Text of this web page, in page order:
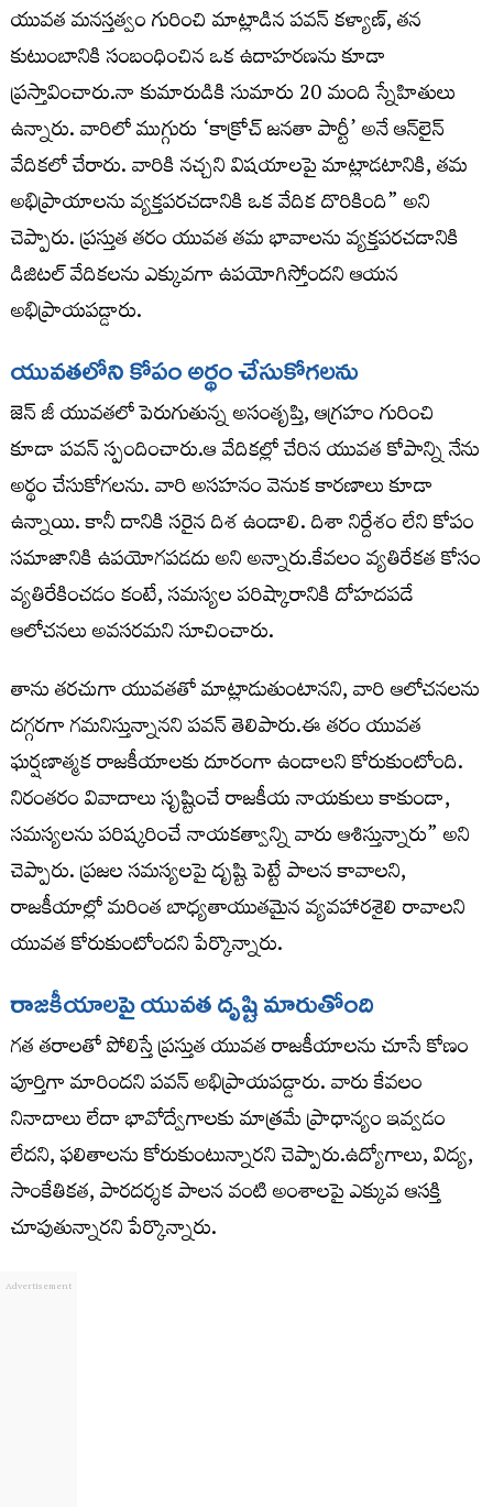
యువత మనస్తత్వం గురించి మాట్లాడిన పవన్ కళ్యాణ్, తన
కుటుంబానికి సంబంధించిన ఒక ఉదాహరణను కూడా
ప్రస్తావించారు.నా కుమారుడికి సుమారు 20 మంది స్నేహితులు
ఉన్నారు. వారిలో ముగ్గురు ‘కాక్రోచ్ జనతా పార్టీ’ అనే ఆన్‌లైన్
వేదికలో చేరారు. వారికి నచ్చని విషయాలపై మాట్లాడటానికి, తమ
అభిప్రాయాలను వ్యక్తపరచడానికి ఒక వేదిక దొరికింది” అని
చెప్పారు. ప్రస్తుత తరం యువత తమ భావాలను వ్యక్తపరచడానికి
డిజిటల్ వేదికలను ఎక్కువగా ఉపయోగిస్తోందని ఆయన
అభిప్రాయపడ్డారు.
యువతలోని కోపం అర్థం చేసుకోగలను
జెన్ జీ యువతలో పెరుగుతున్న అసంతృప్తి, ఆగ్రహం గురించి
కూడా పవన్ స్పందించారు.ఆ వేదికల్లో చేరిన యువత కోపాన్ని నేను
అర్థం చేసుకోగలను. వారి అసహనం వెనుక కారణాలు కూడా
ఉన్నాయి. కానీ దానికి సరైన దిశ ఉండాలి. దిశా నిర్దేశం లేని కోపం
సమాజానికి ఉపయోగపడదు అని అన్నారు.కేవలం వ్యతిరేకత కోసం
వ్యతిరేకించడం కంటే, సమస్యల పరిష్కారానికి దోహదపడే
ఆలోచనలు అవసరమని సూచించారు.
తాను తరచుగా యువతతో మాట్లాడుతుంటానని, వారి ఆలోచనలను
దగ్గరగా గమనిస్తున్నానని పవన్ తెలిపారు.ఈ తరం యువత
ఘర్షణాత్మక రాజకీయాలకు దూరంగా ఉండాలని కోరుకుంటోంది.
నిరంతరం వివాదాలు సృష్టించే రాజకీయ నాయకులు కాకుండా,
సమస్యలను పరిష్కరించే నాయకత్వాన్ని వారు ఆశిస్తున్నారు” అని
చెప్పారు. ప్రజల సమస్యలపై దృష్టి పెట్టే పాలన కావాలని,
రాజకీయాల్లో మరింత బాధ్యతాయుతమైన వ్యవహారశైలి రావాలని
యువత కోరుకుంటోందని పేర్కొన్నారు.
రాజకీయాలపై యువత దృష్టి మారుతోంది
గత తరాలతో పోలిస్తే ప్రస్తుత యువత రాజకీయాలను చూసే కోణం
పూర్తిగా మారిందని పవన్ అభిప్రాయపడ్డారు. వారు కేవలం
నినాదాలు లేదా భావోద్వేగాలకు మాత్రమే ప్రాధాన్యం ఇవ్వడం
లేదని, ఫలితాలను కోరుకుంటున్నారని చెప్పారు.ఉద్యోగాలు, విద్య,
సాంకేతికత, పారదర్శక పాలన వంటి అంశాలపై ఎక్కువ ఆసక్తి
చూపుతున్నారని పేర్కొన్నారు.